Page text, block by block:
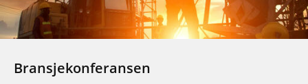
Bransjekonferansen